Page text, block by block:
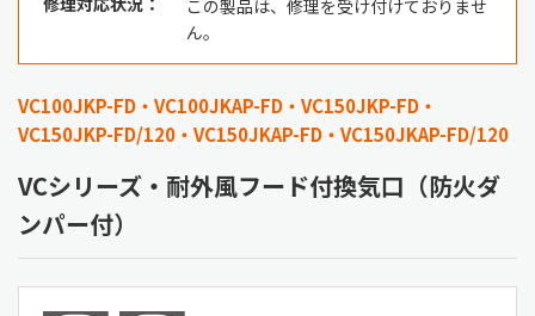
この製品は、修理を受け付けておりませ
ん。
VC100JKP-FD・VC100JKAP-FD・VC150JKP-FD・
VC150JKP-FD/120・VC150JKAP-FD・VC150JKAP-FD/120
VCシリーズ・耐外風フード付換気口（防火ダ
ンパー付）